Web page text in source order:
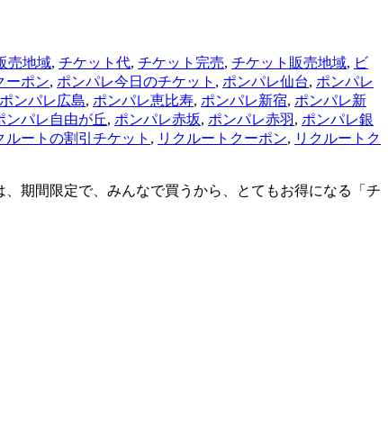
売地域, チケット代, チケット完売, チケット販売地域, ビ
ーポン, ポンパレ今日のチケット , ポンパレ仙台, ポンパレ
ポンパレ広島, ポンパレ恵比寿, ポンパレ新宿, ポンパレ新
ンパレ自由が丘, ポンパレ赤坂, ポンパレ赤羽 , ポンパレ銀
ルートの割引チケット , リクルートクーポン, リクルートク
期間限定で、みんなで買うから、とてもお得になる「チ